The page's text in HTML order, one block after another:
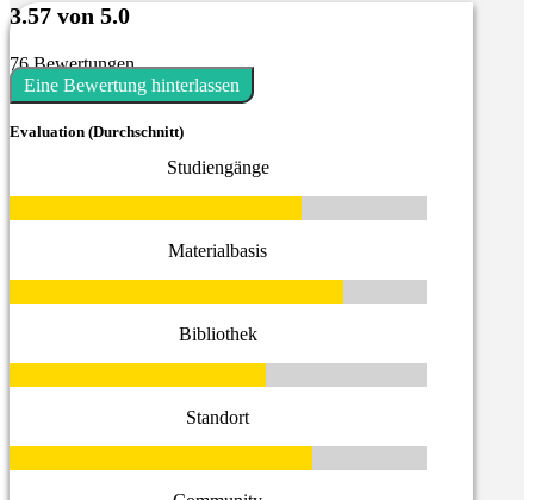
3.57 von 5.0
76 Bewertungen
Eine Bewertung hinterlassen
Evaluation (Durchschnitt)
Studiengänge
Materialbasis
Bibliothek
Standort